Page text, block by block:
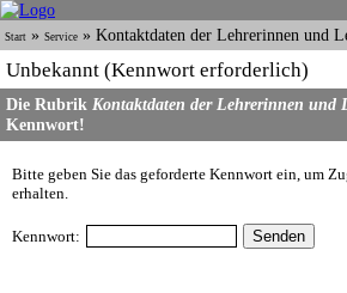
Start » Service » Kontaktdaten der Lehrerinnen und
Unbekannt (Kennwort erforderlich)
Die Rubrik Kontaktdaten der Lehrerinnen und
Kennwort!
Bitte geben Sie das geforderte Kennwort ein, um
erhalten.
Kennwort: